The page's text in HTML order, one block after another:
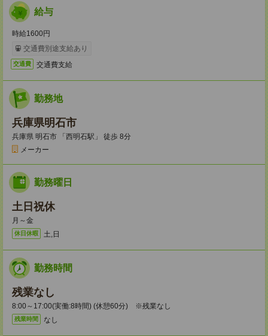
給与
時給1600円
交通費別途支給あり
交通費 交通費支給
勤務地
兵庫県明石市
兵庫県 明石市 「西明石駅」 徒歩 8分
メーカー
勤務曜日
土日祝休
月～金
休日休暇 土,日
勤務時間
残業なし
8:00～17:00(実働:8時間) (休憩60分) ※残業なし
残業時間 なし